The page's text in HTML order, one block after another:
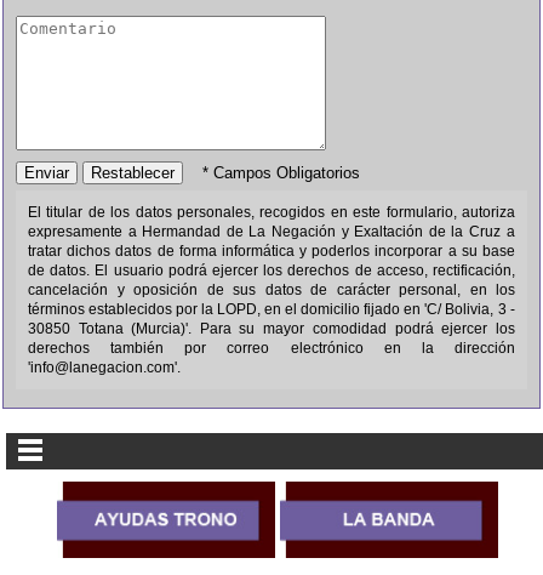
* Campos Obligatorios
El titular de los datos personales, recogidos en este formulario, autoriza
expresamente a Hermandad de La Negación y Exaltación de la Cruz a
tratar dichos datos de forma informática y poderlos incorporar a su base
de datos. El usuario podrá ejercer los derechos de acceso, rectificación,
cancelación y oposición de sus datos de carácter personal, en los
términos establecidos por la LOPD, en el domicilio fijado en 'C/ Bolivia, 3 -
30850 Totana (Murcia)' . Para su mayor comodidad podrá ejercer los
derechos también por correo electrónico en la dirección
'info@lanegacion.com'